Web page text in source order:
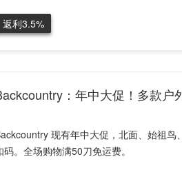
返利3.5%
：年中大促！多款户
现有年中大促，北面、始祖鸟
码。全场购物满50刀免运费。